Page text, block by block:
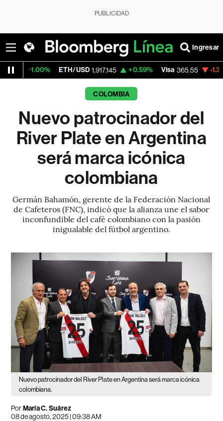
PUBLICIDAD
Ingresar
ETH/USD 1,917.145 +0.59% Visa 365.55 -1.33%
COLOMBIA
Nuevo patrocinador del
River Plate en Argentina
será marca icónica
colombiana
Germán Bahamón, gerente de la Federación Nacional
de Cafeteros (FNC), indicó que la alianza une el sabor
inconfundible del café colombiano con la pasión
inigualable del fútbol argentino.
Nuevo patrocinador del River Plate en Argentina será marca icónica
colombiana.
PorMaría C. Suárez
08 de agosto, 2025 | 09:38 AM